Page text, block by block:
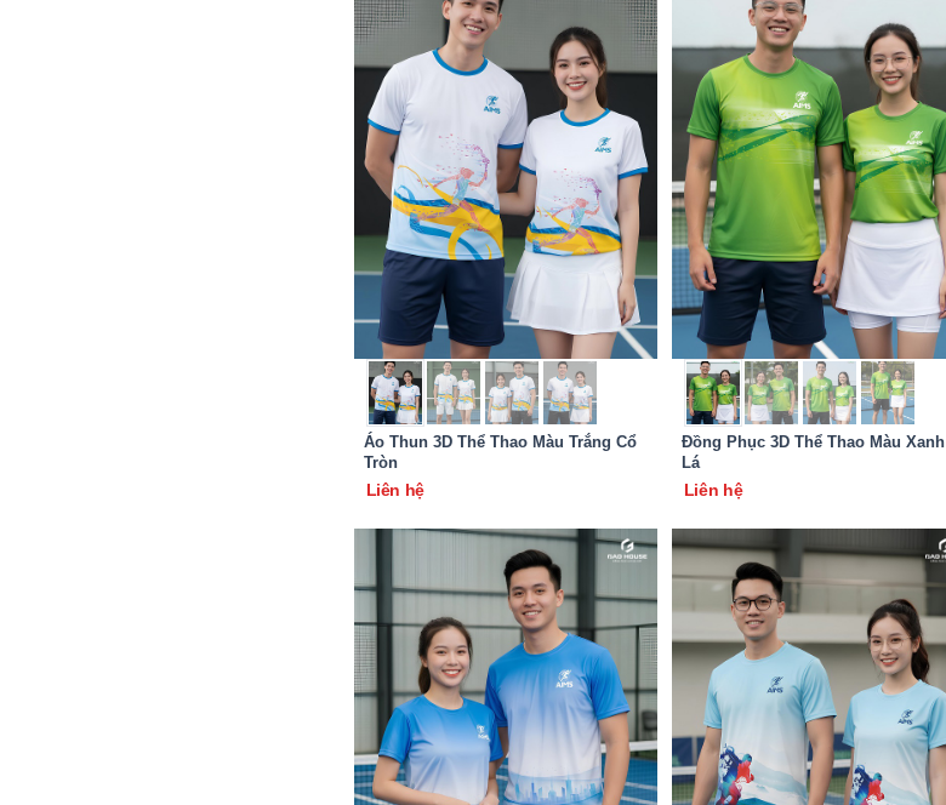
Áo Thun 3D Thể Thao Màu Trắng Cổ
Tròn
Liên hệ
Đồng Phục 3D Thể Thao Màu Xanh
Lá
Liên hệ